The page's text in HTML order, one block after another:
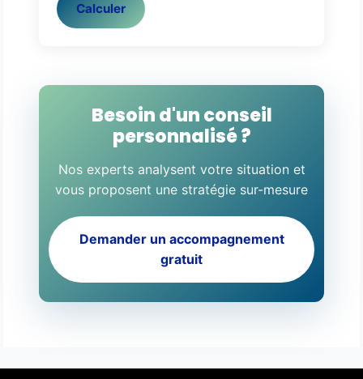
Calculer
Besoin d'un conseil
personnalisé ?
Nos experts analysent votre situation et
vous proposent une stratégie sur-mesure
Demander un accompagnement
gratuit